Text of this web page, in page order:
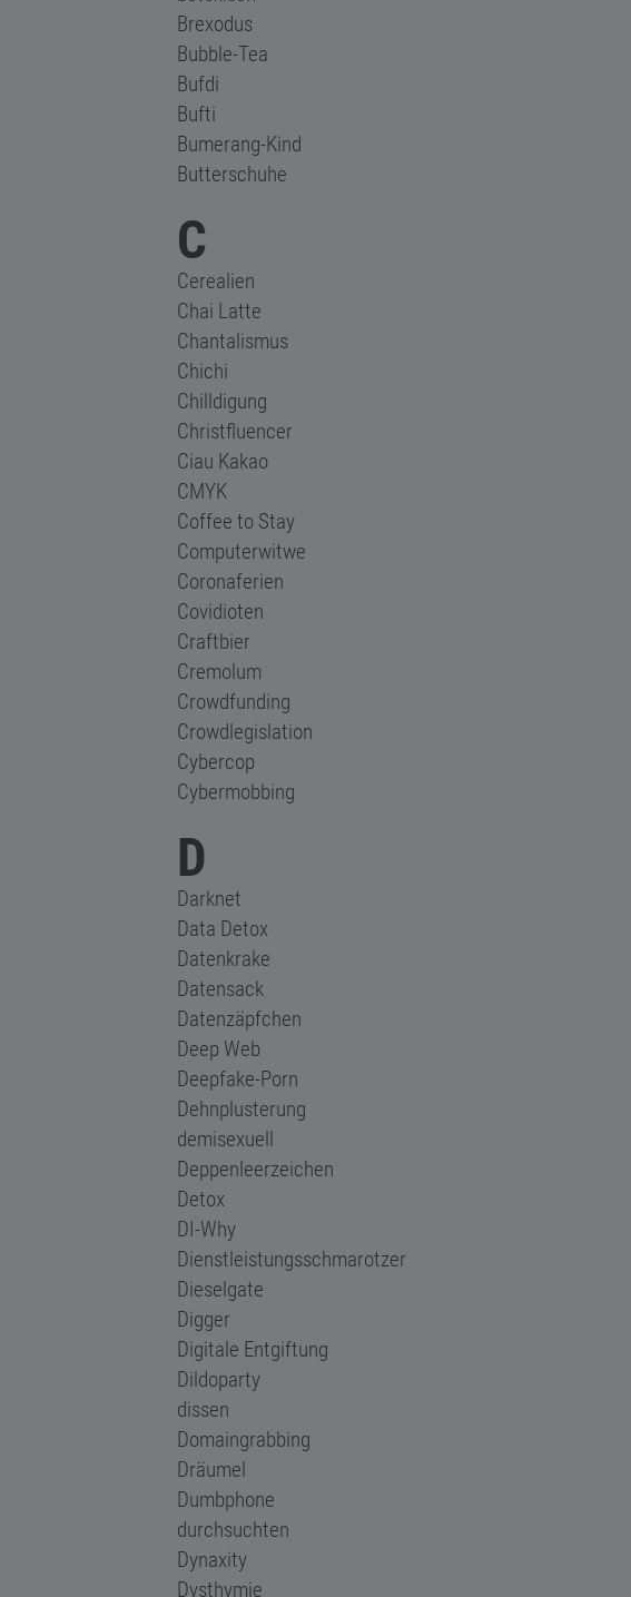
Brexodus
Bubble-Tea
Bufdi
Bufti
Bumerang-Kind
Butterschuhe
C
Cerealien
Chai Latte
Chantalismus
Chichi
Chilldigung
Christfluencer
Ciau Kakao
CMYK
Coffee to Stay
Computerwitwe
Coronaferien
Covidioten
Craftbier
Cremolum
Crowdfunding
Crowdlegislation
Cybercop
Cybermobbing
D
Darknet
Data Detox
Datenkrake
Datensack
Datenzäpfchen
Deep Web
Deepfake-Porn
Dehnplusterung
demisexuell
Deppenleerzeichen
Detox
DI-Why
Dienstleistungsschmarotzer
Dieselgate
Digger
Digitale Entgiftung
Dildoparty
dissen
Domaingrabbing
Dräumel
Dumbphone
durchsuchten
Dynaxity
Dysthymie